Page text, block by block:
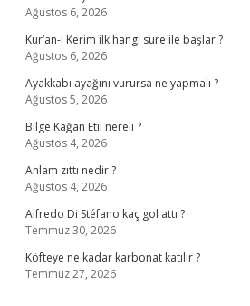
Ağustos 6, 2026
Kur’an-ı Kerim ilk hangi sure ile başlar ?
Ağustos 6, 2026
Ayakkabı ayağını vurursa ne yapmalı ?
Ağustos 5, 2026
Bilge Kağan Etil nereli ?
Ağustos 4, 2026
Anlam zıttı nedir ?
Ağustos 4, 2026
Alfredo Di Stéfano kaç gol attı ?
Temmuz 30, 2026
Köfteye ne kadar karbonat katılır ?
Temmuz 27, 2026